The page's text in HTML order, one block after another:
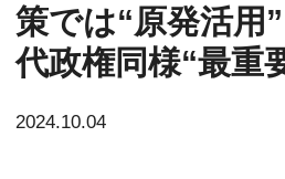
策では“原発活用
代政権同様“最重
2024.10.04